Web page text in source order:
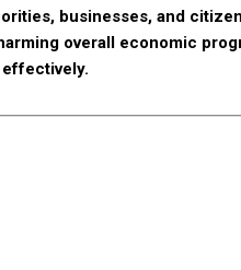
businesses, and
overall economic